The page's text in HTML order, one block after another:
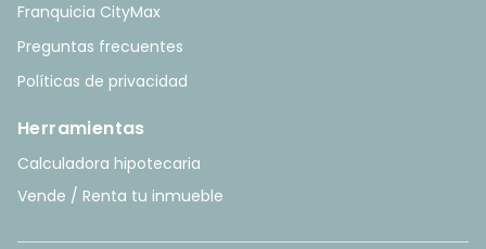
Franquicia CityMax
Preguntas frecuentes
Políticas de privacidad
Herramientas
Calculadora hipotecaria
Vende / Renta tu inmueble